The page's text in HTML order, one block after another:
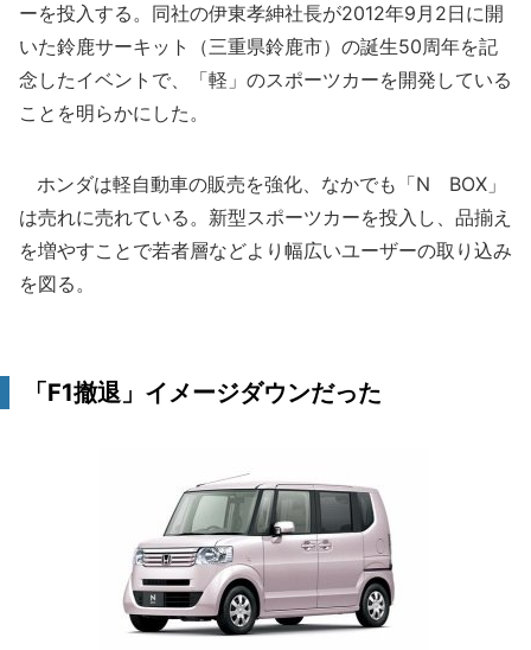
ーを投入する。同社の伊東孝紳社長が2012年9月2日に開
いた鈴鹿サーキット（三重県鈴鹿市）の誕生50周年を記
念したイベントで、「軽」のスポーツカーを開発している
ことを明らかにした。
ホンダは軽自動車の販売を強化、なかでも「N BOX」
は売れに売れている。新型スポーツカーを投入し、品揃え
を増やすことで若者層などより幅広いユーザーの取り込み
を図る。
「F1撤退」イメージダウンだった